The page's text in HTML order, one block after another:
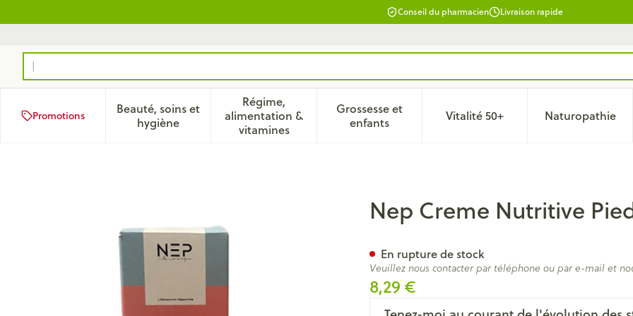
Conseil du pharmacien Livraison rapide
Rechercher
Promotions
Beauté, soins et
hygièneAfficher le sous-menu pour la catégorie Beauté, soins et hygiène
Régime,
alimentation &
vitaminesAfficher le sous-menu pour la catégorie Régime, alimentation &
Grossesse et
enfantsAfficher le sous-menu pour la catégorie
Vitalité 50+Afficher le sous-menu pour la
Naturopathie
Afficher
Nep Creme Nutritive Pieds Tube 50mlNep Creme Nutritive
8,29 €
En rupture de stock
Veuillez nous contacter par téléphone ou par e-mail et